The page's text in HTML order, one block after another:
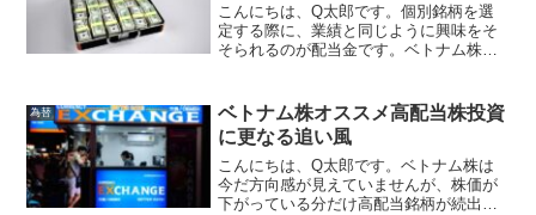
こんにちは、Q太郎です。個別銘柄を選
定する際に、業績と同じように興味をそ
そられるのが配当金です。ベトナム株の
資家には非常に魅力的です。この記事で
はベトナム株投資をする...
為替
ベトナム株オススメ高配当株投資
に更なる追い風
こんにちは、Q太郎です。ベトナム株は
今だ方向感が見えていませんが、株価が
下がっている分だけ高配当銘柄が続出し